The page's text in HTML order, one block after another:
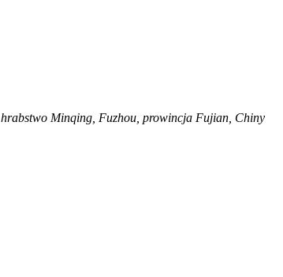
Minqing, Fuzhou, prowincja Fujian, Chiny